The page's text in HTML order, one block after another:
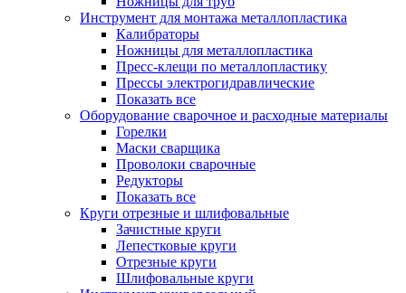
Инструмент для монтажа металлопластика
Калибраторы
Ножницы для металлопластика
Пресс-клещи по металлопластику
Прессы электрогидравлические
Показать все
Оборудование сварочное и расходные материалы
Горелки
Маски сварщика
Проволоки сварочные
Редукторы
Показать все
Круги отрезные и шлифовальные
Зачистные круги
Лепестковые круги
Отрезные круги
Шлифовальные круги